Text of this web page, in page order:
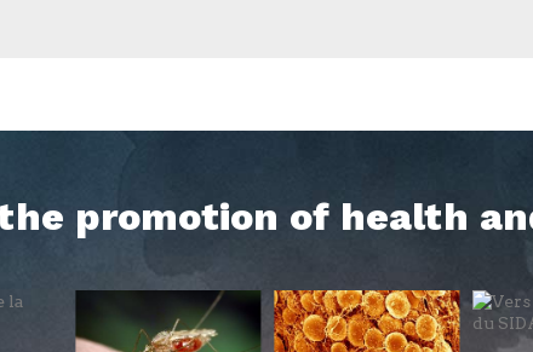
promotion of health